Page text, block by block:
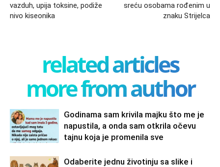
vazduh, upija toksine, podiže
nivo kiseonika
sreću osobama rođenim u
znaku Strijelca
related articles
more from author
Godinama sam krivila majku što me je
napustila, a onda sam otkrila očevu
tajnu koja je promenila sve
Odaberite jednu životinju sa slike i